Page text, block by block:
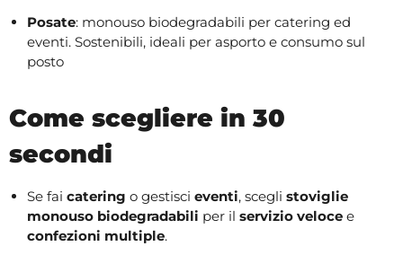
Posate: monouso biodegradabili per catering ed
eventi. Sostenibili, ideali per asporto e consumo sul
posto
Come scegliere in 30
secondi
Se fai catering o gestisci eventi, scegli stoviglie
monouso biodegradabili per il servizio veloce e
confezioni multiple.